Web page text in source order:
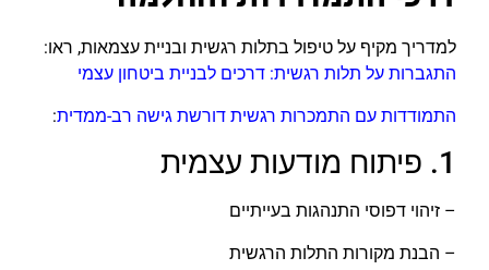
למדריך מקיף על טיפול בתלות רגשית ובניית עצמאות, ראו:
התגברות על תלות רגשית: דרכים לבניית ביטחון עצמי
התמודדות עם התמכרות רגשית דורשת גישה רב-ממדית:
1. פיתוח מודעות עצמית
– זיהוי דפוסי התנהגות בעייתיים
– הבנת מקורות התלות הרגשית